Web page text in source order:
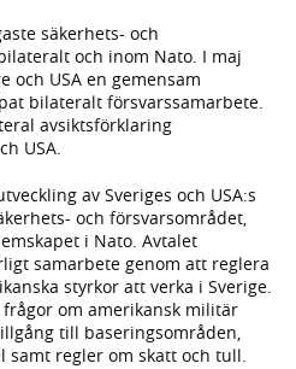
säkerhets- och
och inom Nato. I maj
och USA en gemensam
bilateralt försvarssamarbete.
avsiktsförklaring
USA.
av Sveriges och USA:s
och försvarsområdet,
i Nato. Avtalet
samarbete genom att reglera
styrkor att verka i Sverige.
om amerikansk militär
till baseringsområden,
samt regler om skatt och tull.